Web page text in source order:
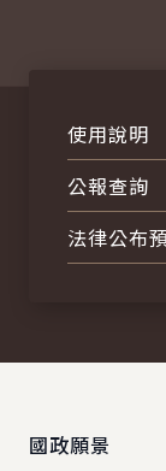
使用說明
公報查詢
法律公布
國政願景